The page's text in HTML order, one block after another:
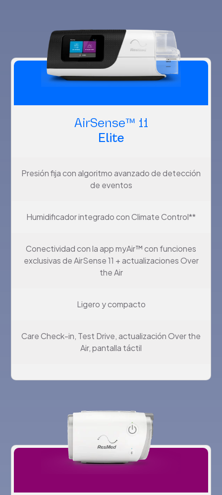
AirSense™ 11
Elite
Presión fija con algoritmo avanzado de detección
de eventos
Humidificador integrado con Climate Control**
Conectividad con la app myAir™ con funciones
exclusivas de AirSense 11 + actualizaciones Over
the Air
Ligero y compacto
Care Check-in, Test Drive, actualización Over the
Air, pantalla táctil